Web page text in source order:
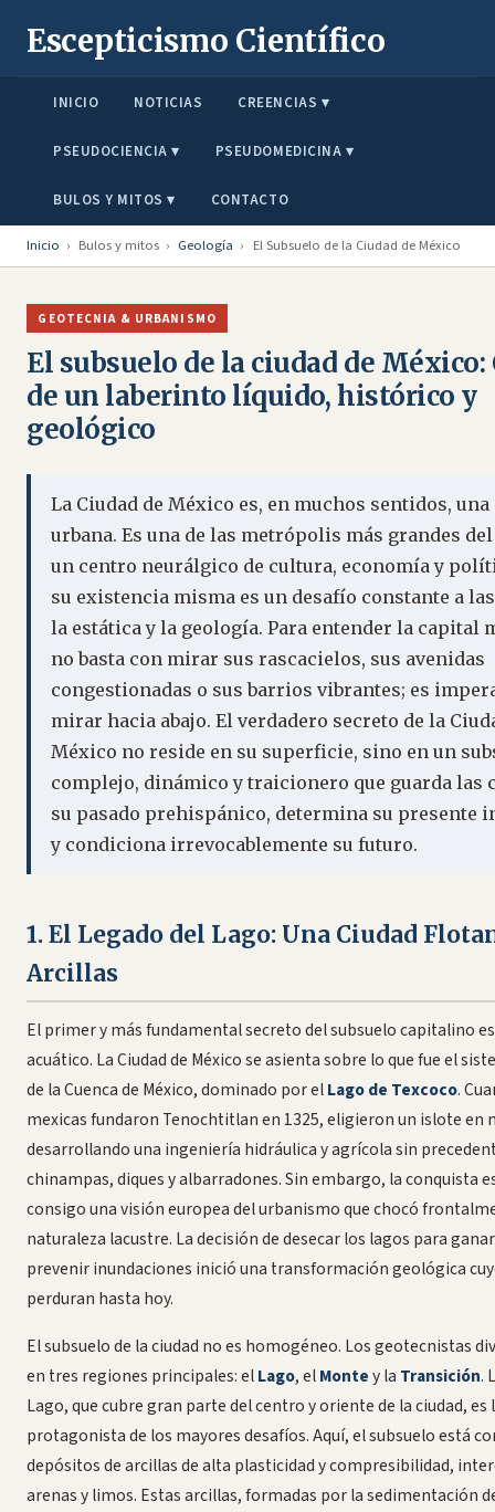
Escepticismo Científico
INICIO NOTICIAS CREENCIAS ▾
PSEUDOCIENCIA ▾ PSEUDOMEDICINA ▾
BULOS Y MITOS ▾ CONTACTO
Inicio › Bulos y mitos › Geología › El Subsuelo de la Ciudad de México
GEOTECNIA & URBANISMO
El subsuelo de la ciudad de México:
de un laberinto líquido, histórico y
geológico
La Ciudad de México es, en muchos sentidos,
urbana. Es una de las metrópolis más grandes
un centro neurálgico de cultura, economía y
su existencia misma es un desafío constante a
la estática y la geología. Para entender la capital
no basta con mirar sus rascacielos, sus avenidas
congestionadas o sus barrios vibrantes; es
mirar hacia abajo. El verdadero secreto de la
México no reside en su superficie, sino en un
complejo, dinámico y traicionero que guarda las
su pasado prehispánico, determina su presente
y condiciona irrevocablemente su futuro.
1. El Legado del Lago: Una Ciudad
Arcillas
El primer y más fundamental secreto del subsuelo capitalino
acuático. La Ciudad de México se asienta sobre lo que fue el
de la Cuenca de México, dominado por elLago de Texcoco.
mexicas fundaron Tenochtitlan en 1325, eligieron un islote en
desarrollando una ingeniería hidráulica y agrícola sin
chinampas, diques y albarradones. Sin embargo, la conquista
consigo una visión europea del urbanismo que chocó
naturaleza lacustre. La decisión de desecar los lagos para
prevenir inundaciones inició una transformación geológica
perduran hasta hoy.
El subsuelo de la ciudad no es homogéneo. Los geotecnistas
en tres regiones principales: elLago, elMontey la Transición.
Lago, que cubre gran parte del centro y oriente de la ciudad, es
protagonista de los mayores desafíos. Aquí, el subsuelo está
depósitos de arcillas de alta plasticidad y compresibilidad,
arenas y limos. Estas arcillas, formadas por la sedimentación